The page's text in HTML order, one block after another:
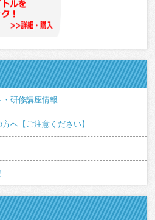
研修講座情報
へ【ご注意ください】